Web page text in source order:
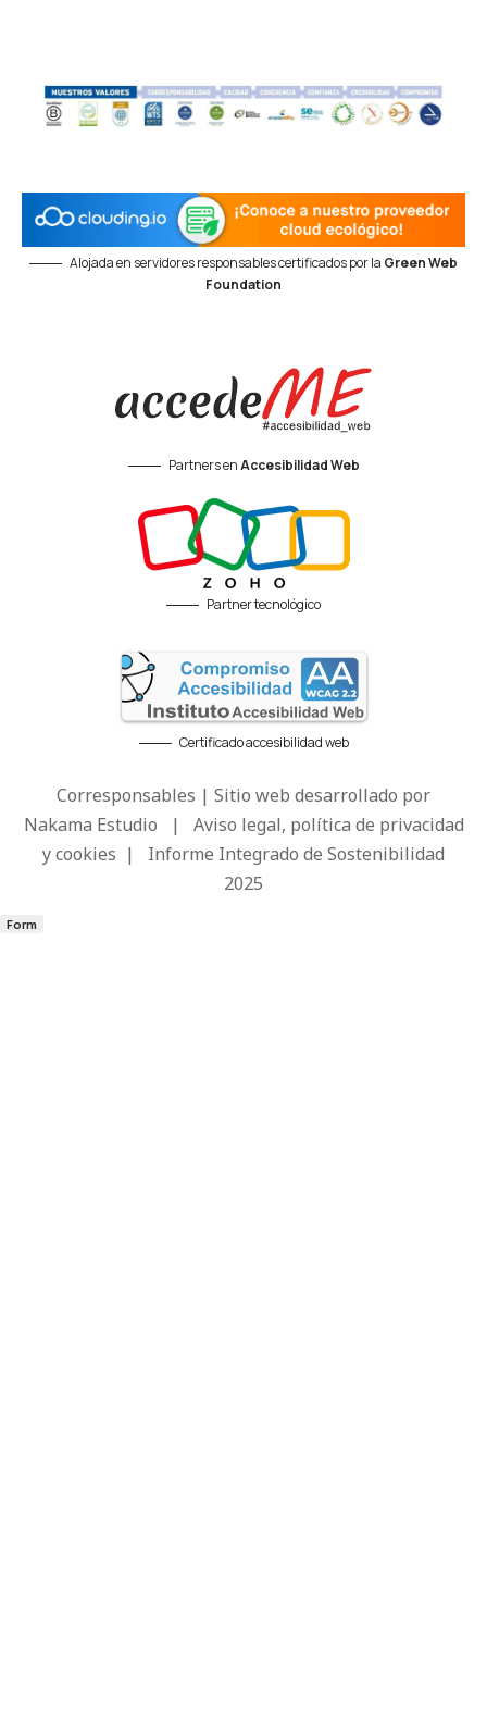
Alojada en servidores responsables certificados por la Green Web
Foundation
Partners enAccesibilidad Web
Partner tecnológico
Certificado accesibilidad web
Corresponsables | Sitio web desarrollado por
Nakama Estudio | Aviso legal, política de privacidad
y cookies | Informe Integrado de Sostenibilidad
2025
Form